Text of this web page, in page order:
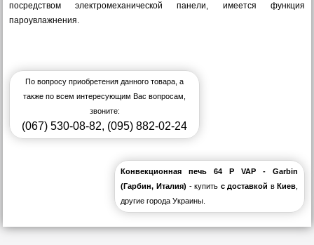
посредством электромеханической панели, имеется функция
пароувлажнения.
По вопросу приобретения данного товара, а
также по всем интересующим Вас вопросам,
звоните:
(067) 530-08-82, (095) 882-02-24
Конвекционная печь 64 P VAP - Garbin
(Гарбин, Италия) - купить с доставкой вКиев
другие города Украины.